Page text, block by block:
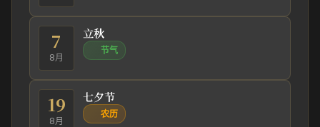
7
8月
立秋
节气
19
8月
七夕节
农历